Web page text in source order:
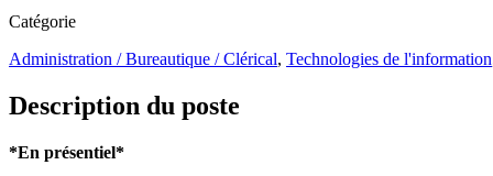
Catégorie
Administration / Bureautique / Clérical, Technologies de l'information
Description du poste
*En présentiel*